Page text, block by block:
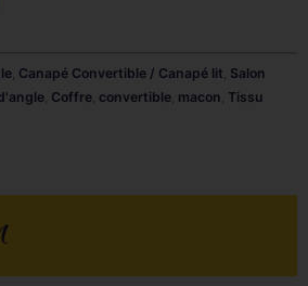
Canapé Convertible / Canapé lit Salon
Coffre convertible macon Tissu